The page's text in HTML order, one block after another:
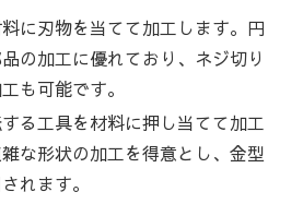
に刃物を当てて加工します。円
の加工に優れており、ネジ切り
も可能です。
る工具を材料に押し当てて加工
な形状の加工を得意とし、金型
れます。